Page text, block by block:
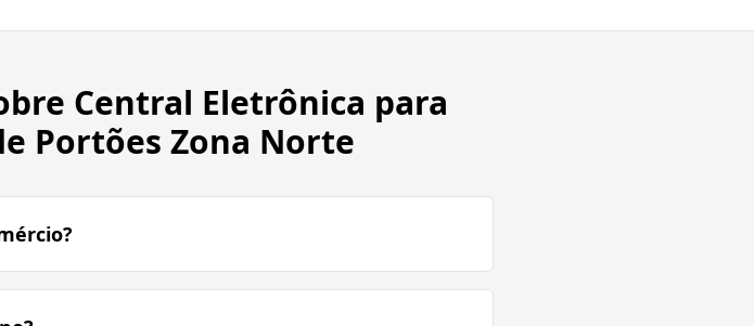
Central Eletrônica para
Portões Zona Norte